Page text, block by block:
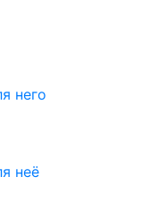
него
неё